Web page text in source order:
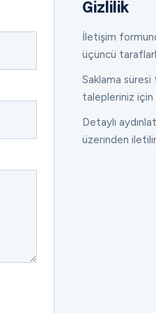
Gizlilik
İletişim
üçüncü
Saklama süresi
talepleriniz için
Detaylı
üzerinden